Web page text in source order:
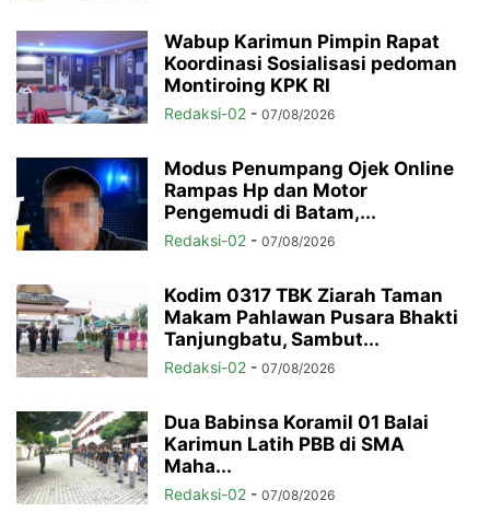
Wabup Karimun Pimpin Rapat
Koordinasi Sosialisasi pedoman
Montiroing KPK RI
Redaksi-02 - 07/08/2026
Modus Penumpang Ojek Online
Rampas Hp dan Motor
Pengemudi di Batam,...
Redaksi-02 - 07/08/2026
Kodim 0317 TBK Ziarah Taman
Makam Pahlawan Pusara Bhakti
Tanjungbatu, Sambut...
Redaksi-02 - 07/08/2026
Dua Babinsa Koramil 01 Balai
Karimun Latih PBB di SMA
Maha...
Redaksi-02 - 07/08/2026